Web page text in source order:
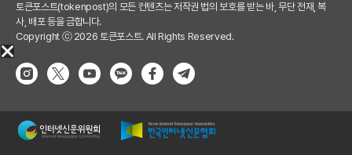
토큰포스트(tokenpost)의 모든 컨텐츠는 저작권 법의 보호를 받는 바, 무단 전재, 복
사, 배포 등을 금합니다.
Copyright ⓒ 2026 토큰포스트. All Rights Reserved.